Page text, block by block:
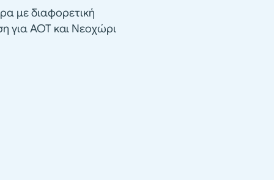
με διαφορετική
για ΑΟΤ και Νεοχώρι